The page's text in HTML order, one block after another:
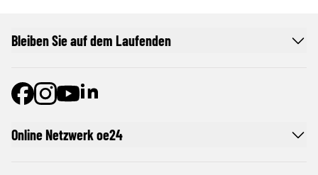
Online Netzwerk oe24
Bleiben Sie auf dem Laufenden